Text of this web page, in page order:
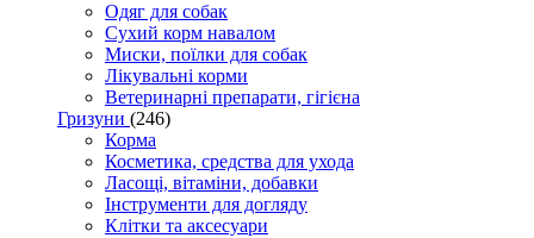
Одяг для собак
Сухий корм навалом
Миски, поїлки для собак
Лікувальні корми
Ветеринарні препарати, гігієна
Гризуни (246)
Корма
Косметика, средства для ухода
Ласощі, вітаміни, добавки
Інструменти для догляду
Клітки та аксесуари